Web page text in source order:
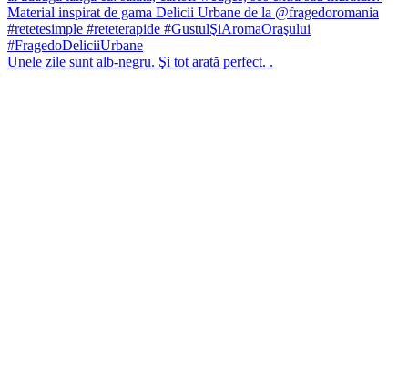
Unele zile sunt alb-negru. Şi tot arată perfect. .